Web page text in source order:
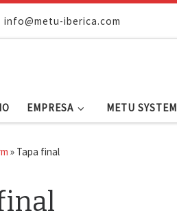
info@metu-iberica.com
EMPRESA METU SYSTEM
» Tapa final